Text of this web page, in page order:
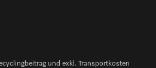
und exkl. Transportkosten